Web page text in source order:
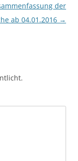
der
ab 04.01.2016 →